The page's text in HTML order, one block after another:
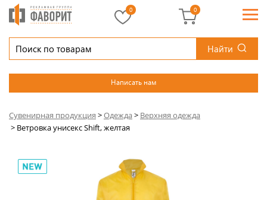
Найти
Написать нам
0 0
Сувенирная продукция >Одежда> Верхняя одежда
> Ветровка унисекс Shift, желтая